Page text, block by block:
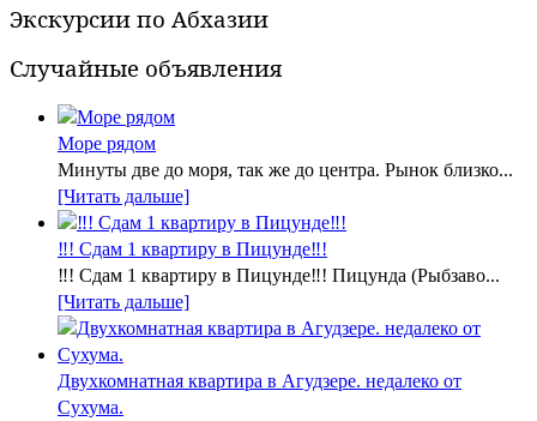
Экскурсии по Абхазии
Случайные объявления
Море рядом
Минуты две до моря, так же до центра. Рынок близко...
[Читать дальше]
‼! Сдам 1 квартиру в Пицунде‼!
‼! Сдам 1 квартиру в Пицунде‼! Пицунда (Рыбзаво...
[Читать дальше]
Двухкомнатная квартира в Агудзере. недалеко от
Сухума.